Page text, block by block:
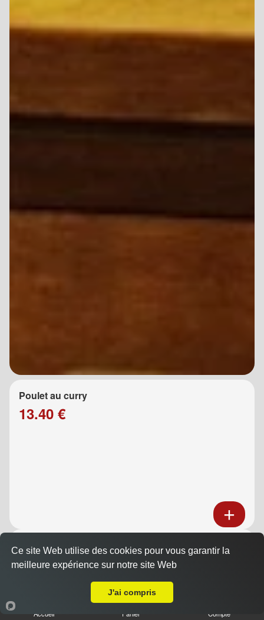
Poulet au curry
13.40 €
Poulet au caramel
13.40 €
Accueil Panier Compte
Ce site Web utilise des cookies pour vous garantir la
meilleure expérience sur notre site Web
J'ai compris